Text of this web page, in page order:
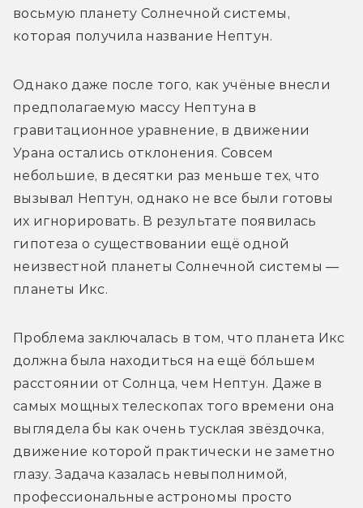
восьмую планету Солнечной системы,
которая получила название Нептун.
Однако даже после того, как учёные внесли
предполагаемую массу Нептуна в
гравитационное уравнение, в движении
Урана остались отклонения. Совсем
небольшие, в десятки раз меньше тех, что
вызывал Нептун, однако не все были готовы
их игнорировать. В результате появилась
гипотеза о существовании ещё одной
неизвестной планеты Солнечной системы —
планеты Икс.
Проблема заключалась в том, что планета Икс
должна была находиться на ещё бо́льшем
расстоянии от Солнца, чем Нептун. Даже в
самых мощных телескопах того времени она
выглядела бы как очень тусклая звёздочка,
движение которой практически не заметно
глазу. Задача казалась невыполнимой,
профессиональные астрономы просто